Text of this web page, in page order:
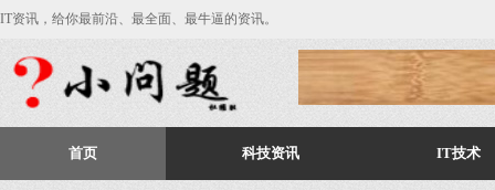
IT资讯，给你最前沿、最全面、最牛逼的资讯。
首页 科技资讯 IT技术